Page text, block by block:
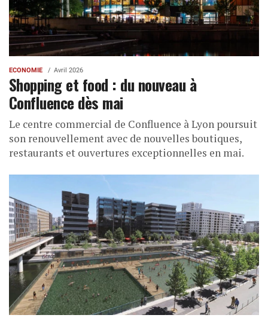
ECONOMIE Avril 2026
Shopping et food : du nouveau à
Confluence dès mai
Le centre commercial de Confluence à Lyon poursuit
son renouvellement avec de nouvelles boutiques,
restaurants et ouvertures exceptionnelles en mai.